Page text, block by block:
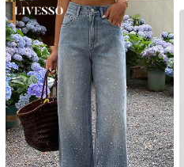
4.92 1.1M 关注人数
4.92 1.1M 关注人数
4.92 1.1M 关注人数
RM118 .44 RM58.59
质量好 (9999+) 美丽的 (9999+)
您可能还喜欢
推荐 內衣&睡衣 服饰装饰品